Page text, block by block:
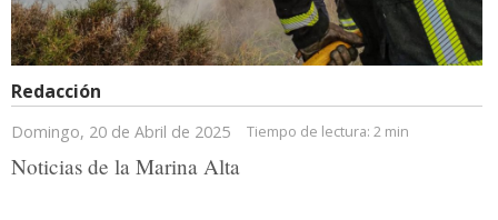
Redacción
Domingo, 20 de Abril de 2025 Tiempo de lectura: 2 min
Noticias de la Marina Alta